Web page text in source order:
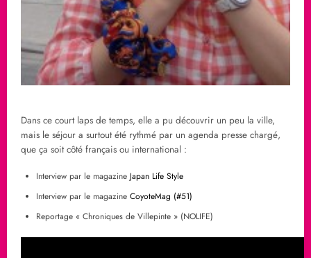
Dans ce court laps de temps, elle a pu découvrir un peu la ville,
mais le séjour a surtout été rythmé par un agenda presse chargé,
que ça soit côté français ou international :
Interview par le magazine Japan Life Style
Interview par le magazine CoyoteMag (#51)
Reportage « Chroniques de Villepinte » (NOLIFE)